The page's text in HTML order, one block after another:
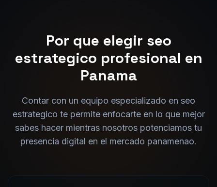
Por que elegir seo
estrategico profesional en
Panama
Contar con un equipo especializado en seo
estrategico te permite enfocarte en lo que mejor
sabes hacer mientras nosotros potenciamos tu
presencia digital en el mercado panamenao.